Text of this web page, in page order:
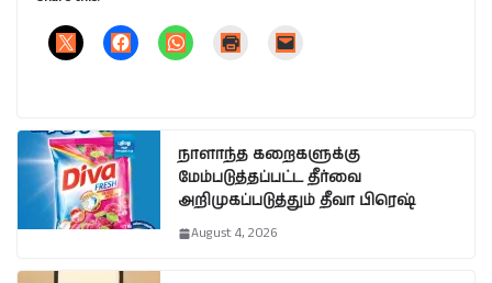
நாளாந்த கறைகளுக்கு
மேம்படுத்தப்பட்ட தீர்வை
அறிமுகப்படுத்தும் தீவா பிரெஷ்
August 4, 2026